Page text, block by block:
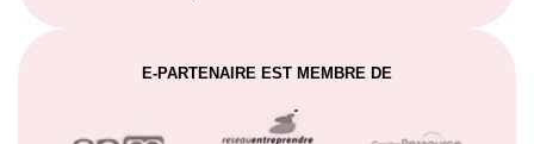
E-PARTENAIRE EST MEMBRE DE